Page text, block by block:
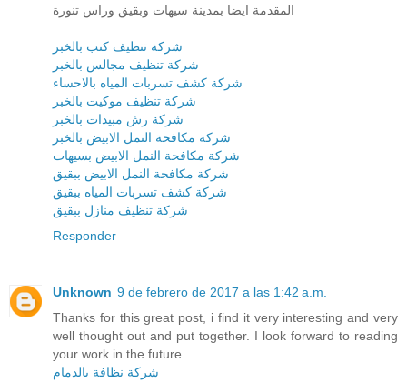
المقدمة ايضا بمدينة سيهات وبقيق وراس تنورة
شركة تنظيف كنب بالخبر
شركة تنظيف مجالس بالخبر
شركة كشف تسربات المياه بالاحساء
شركة تنظيف موكيت بالخبر
شركة رش مبيدات بالخبر
شركة مكافحة النمل الابيض بالخبر
شركة مكافحة النمل الابيض بسيهات
شركة مكافحة النمل الابيض ببقيق
شركة كشف تسربات المياه ببقيق
شركة تنظيف منازل ببقيق
Responder
Unknown 9 de febrero de 2017 a las 1:42 a.m.
Thanks for this great post, i find it very interesting and very
well thought out and put together. I look forward to reading
your work in the future
شركة نظافة بالدمام